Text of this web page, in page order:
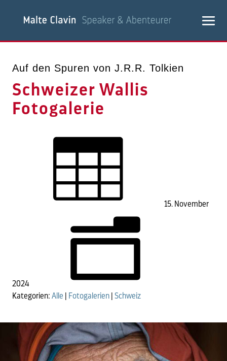
Auf den Spuren von J.R.R. Tolkien
Schweizer Wallis
Fotogalerie
15. November
2024
Kategorien: Alle Fotogalerien Schweiz